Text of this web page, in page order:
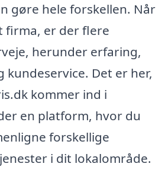
gøre hele forskellen. Når
firma, er der flere
herunder erfaring,
kundeservice. Det er her,
kommer ind i
en platform, hvor du
forskellige
i dit lokalområde.